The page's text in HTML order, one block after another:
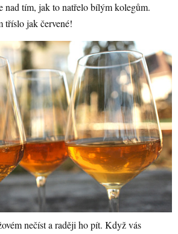
nad tím, jak to natřelo bílým kolegům.
jak červené!
nečíst a raději ho pít. Když vás